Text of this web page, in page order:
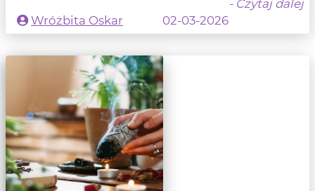
- Czytaj dalej
Wróżbita Oskar
02-03-2026